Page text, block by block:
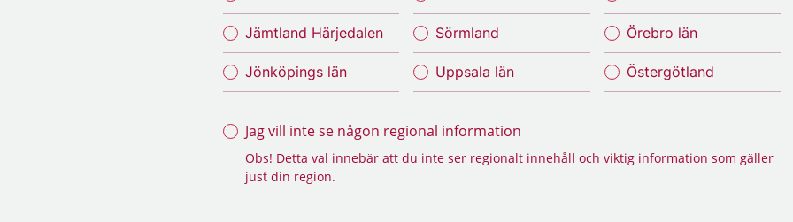
Jämtland Härjedalen
Jönköpings län
Sörmland
Uppsala län
Örebro län
Östergötland
Jag vill inte se någon regional information
Obs! Detta val innebär att du inte ser regionalt innehåll och viktig information som gäller
just din region.